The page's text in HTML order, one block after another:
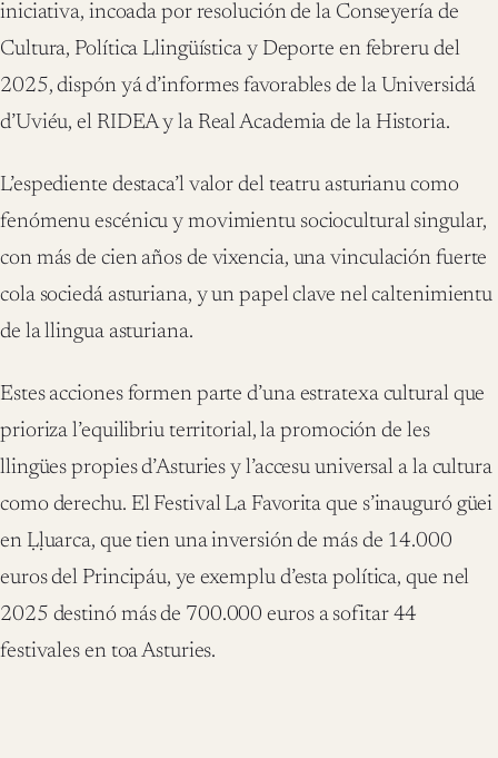
iniciativa, incoada por resolución de la Conseyería de
Cultura, Política Llingüística y Deporte en febreru del
2025, dispón yá d’informes favorables de la Universidá
d’Uviéu, el RIDEA y la Real Academia de la Historia.
L’espediente destaca’l valor del teatru asturianu como
fenómenu escénicu y movimientu sociocultural singular,
con más de cien años de vixencia, una vinculación fuerte
cola sociedá asturiana, y un papel clave nel caltenimientu
de la llingua asturiana.
Estes acciones formen parte d’una estratexa cultural que
prioriza l’equilibriu territorial, la promoción de les
llingües propies d’Asturies y l’accesu universal a la cultura
como derechu. El Festival La Favorita que s’inauguró güei
en Ḷḷuarca, que tien una inversión de más de 14.000
euros del Principáu, ye exemplu d’esta política, que nel
2025 destinó más de 700.000 euros a sofitar 44
festivales en toa Asturies.